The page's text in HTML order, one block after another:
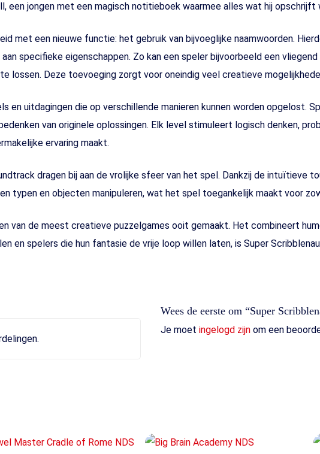
een jongen met een magisch notitieboek waarmee alles wat hij opschrijft
met een nieuwe functie: het gebruik van bijvoeglijke naamwoorden.
specifieke eigenschappen. Zo kan een speler bijvoorbeeld een
lossen. Deze toevoeging zorgt voor oneindig veel creatieve
en uitdagingen die op verschillende manieren kunnen worden opgelost.
van originele oplossingen. Elk level stimuleert logisch denken,
ervaring maakt.
dragen bij aan de vrolijke sfeer van het spel. Dankzij de intuïtieve
typen en objecten manipuleren, wat het spel toegankelijk maakt voor
van de meest creatieve puzzelgames ooit gemaakt. Het combineert
en spelers die hun fantasie de vrije loop willen laten, is Super
Wees de eerste om “Super
Je moetingelogd zijn om een